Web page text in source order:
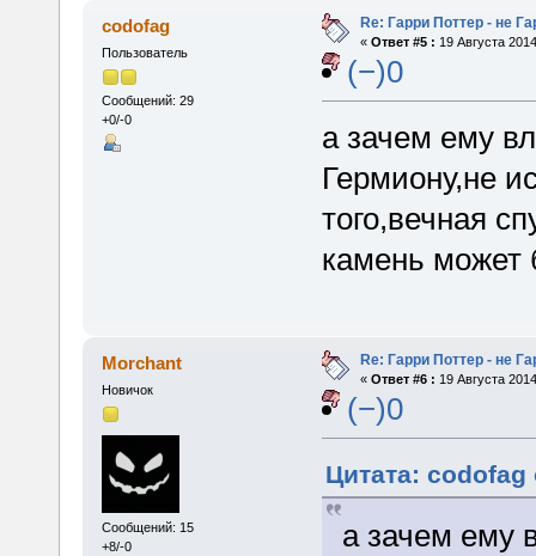
codofag
Пользователь
Сообщений: 29
+0/-0
Re: Гарри Поттер - не
« Ответ #5 : 19 Августа
(−)0
а зачем ему
Гермиону,не
того,вечная
камень может
Morchant
Новичок
Сообщений: 15
+8/-0
Re: Гарри Поттер - не
« Ответ #6 : 19 Августа
(−)0
Цитата: codofag
а зачем ему